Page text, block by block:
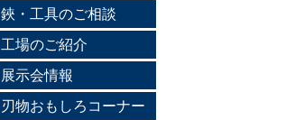
鋏・工具のご相談
工場のご紹介
展示会情報
刃物おもしろコーナー